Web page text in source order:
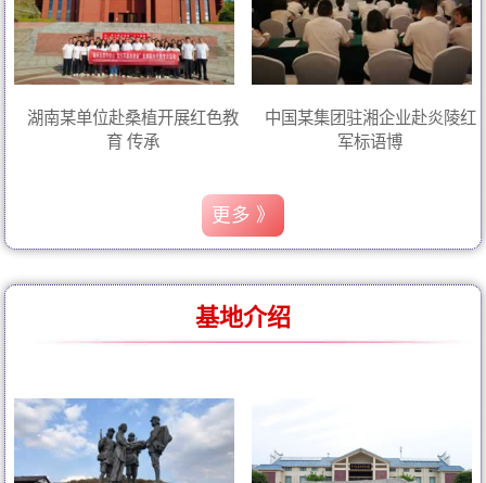
湖南某单位赴桑植开展红色教
育 传承
中国某集团驻湘企业赴炎陵红
军标语博
更多 》
基地介绍